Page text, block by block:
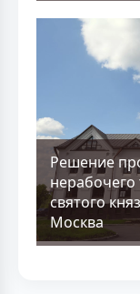
Решение
святого
Москва